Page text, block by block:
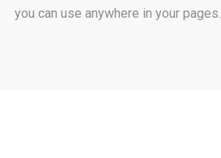
you can use anywhere in your pages.